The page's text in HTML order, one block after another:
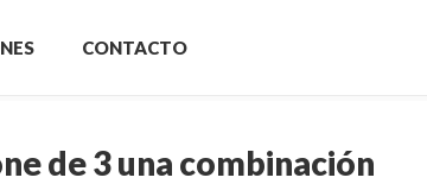
CONTACTO
de 3 una combinación